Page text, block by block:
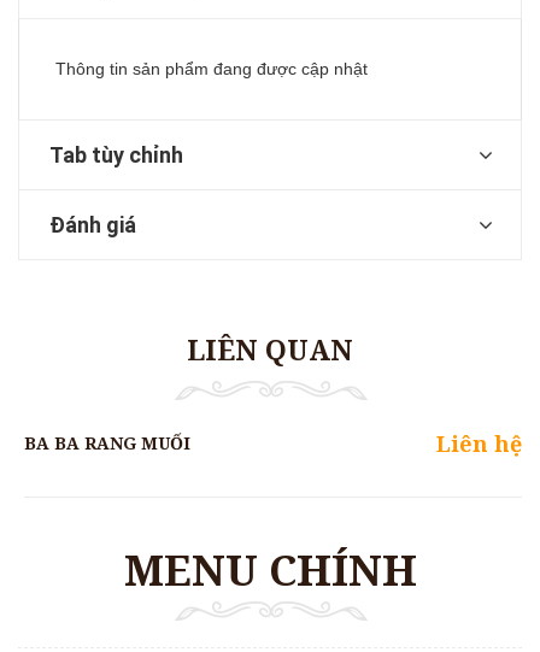
Thông tin sản phẩm đang được cập nhật
Tab tùy chỉnh
Đánh giá
LIÊN QUAN
BA BA RANG MUỐI Liên hệ
MENU CHÍNH